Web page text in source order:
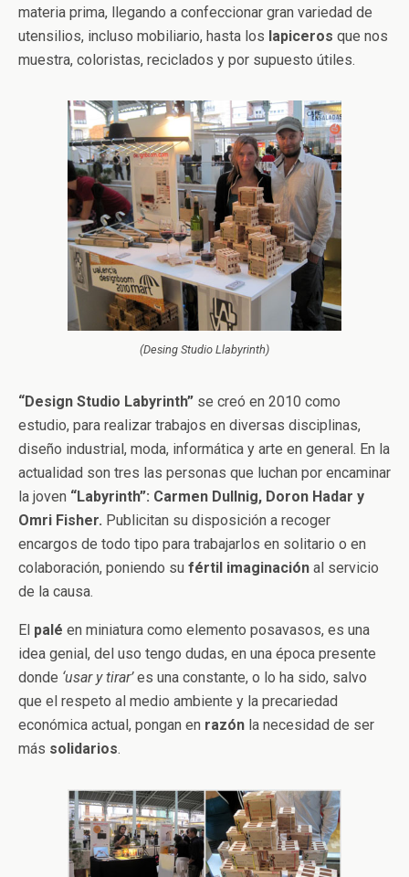
materia prima, llegando a confeccionar gran variedad de
utensilios, incluso mobiliario, hasta los lapiceros que nos
muestra, coloristas, reciclados y por supuesto útiles.
(Desing Studio Llabyrinth)
“Design Studio Labyrinth” se creó en 2010 como
estudio, para realizar trabajos en diversas disciplinas,
diseño industrial, moda, informática y arte en general. En la
actualidad son tres las personas que luchan por encaminar
la joven “Labyrinth”: Carmen Dullnig, Doron Hadar y
Omri Fisher. Publicitan su disposición a recoger
encargos de todo tipo para trabajarlos en solitario o en
colaboración, poniendo su fértil imaginación al servicio
de la causa.
El palé en miniatura como elemento posavasos, es una
idea genial, del uso tengo dudas, en una época presente
donde ‘usar y tirar’es una constante, o lo ha sido, salvo
que el respeto al medio ambiente y la precariedad
económica actual, pongan en razón la necesidad de ser
más solidarios.